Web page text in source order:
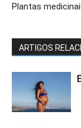
Plantas
ARTIGOS